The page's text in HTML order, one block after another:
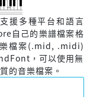
援多種平台和語言
自己的樂譜檔案格
檔案(.mid, .midi)
，可以使用無
的音樂檔案。